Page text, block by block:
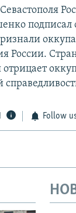
подписал
России.
Follow